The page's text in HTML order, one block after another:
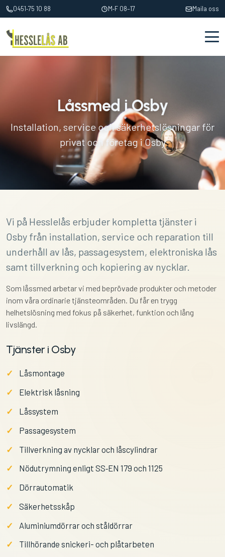
0451‑75 10 88 M‑F 08–17 Maila oss
Låssmed i Osby
Installation, service och säkerhetslösningar för
privat och företag i Osby
Vi på Hesslelås erbjuder kompletta tjänster i
Osby från installation, service och reparation till
underhåll av lås, passagesystem, elektroniska lås
samt tillverkning och kopiering av nycklar.
Som låssmed arbetar vi med beprövade produkter och metoder
inom våra ordinarie tjänsteområden. Du får en trygg
helhetslösning med fokus på säkerhet, funktion och lång
livslängd.
Tjänster i Osby
Låsmontage
Elektrisk låsning
Låssystem
Passagesystem
Tillverkning av nycklar och låscylindrar
Nödutrymning enligt SS‑EN 179 och 1125
Dörrautomatik
Säkerhetsskåp
Aluminiumdörrar och ståldörrar
Tillhörande snickeri- och plåtarbeten